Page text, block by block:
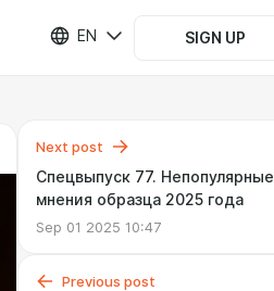
EN SIGN UP
Next post
Спецвыпуск 77. Непопулярные
мнения образца 2025 года
Sep 01 2025 10:47
Previous post